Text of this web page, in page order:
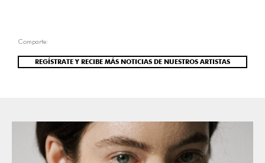
Comparte:
REGÍSTRATE Y RECIBE MÁS NOTICIAS DE NUESTROS ARTISTAS